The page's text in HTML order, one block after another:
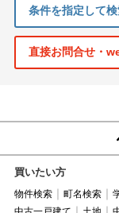
条件を指定して
直接お問合せ・
買いたい方
物件検索 町名検索